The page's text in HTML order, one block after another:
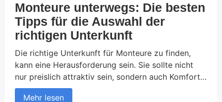
Monteure unterwegs: Die besten
Tipps für die Auswahl der
richtigen Unterkunft
Die richtige Unterkunft für Monteure zu finden,
kann eine Herausforderung sein. Sie sollte nicht
nur preislich attraktiv sein, sondern auch Komfort
und eine praktische Lage bieten. Besonders
Mehr lesen